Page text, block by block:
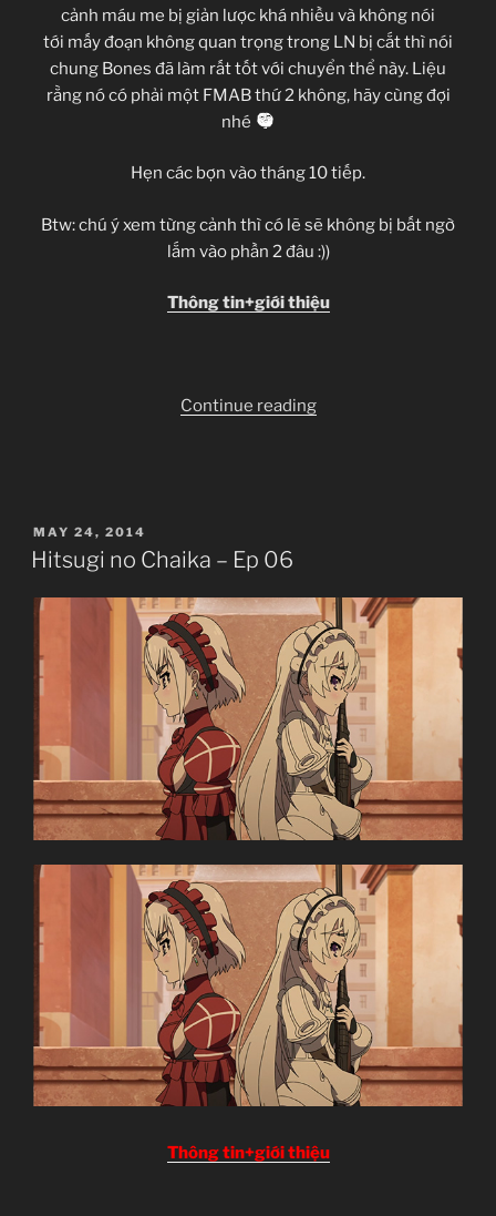
cảnh máu me bị giản lược khá nhiều và không nói
tới mấy đoạn không quan trọng trong LN bị cắt thì nói
chung Bones đã làm rất tốt với chuyển thể này. Liệu
rằng nó có phải một FMAB thứ 2 không, hãy cùng đợi
nhé
Hẹn các bợn vào tháng 10 tiếp.
Btw: chú ý xem từng cảnh thì có lẽ sẽ không bị bất ngờ
lắm vào phần 2 đâu :))
Thông tin+giới thiệu
Continue reading“Hitsugi
POSTED
ON
MAY 24, 2014
Hitsugi no Chaika – Ep 06
Thông tin+giới thiệu